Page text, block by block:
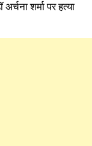
शर्मा पर हत्या